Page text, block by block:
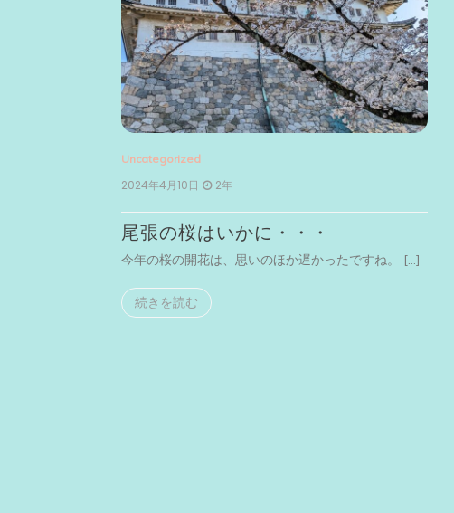
Uncategorized
2024年4月10日 2年
尾張の桜はいかに・・・
今年の桜の開花は、思いのほか遅かったですね。 […]
続きを読む